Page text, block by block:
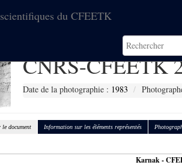
du CFEETK
CNRS-CFEETK
Date de la photographie : 1983
le document Information sur les éléments représentés